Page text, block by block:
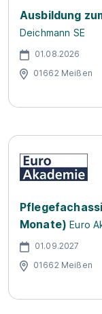
Ausbildung
Deichmann SE
01.08.2026
01662 Meißen
Monate) Euro
01.09.2027
01662 Meißen